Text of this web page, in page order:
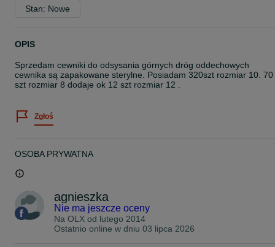
Stan: Nowe
OPIS
Sprzedam cewniki do odsysania górnych dróg oddechowych
cewnika są zapakowane sterylne. Posiadam 320szt rozmiar 10. 70
szt rozmiar 8 dodaje ok 12 szt rozmiar 12 .
Zgłoś
OSOBA PRYWATNA
agnieszka
Nie ma jeszcze oceny
Na OLX od lutego 2014
Ostatnio online w dniu 03 lipca 2026